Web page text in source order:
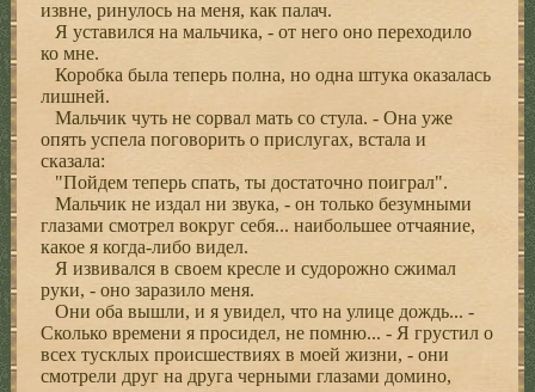
извне, ринулось на меня, как палач.
Я уставился на мальчика, - от него оно переходило
ко мне.
Коробка была теперь полна, но одна штука оказалась
лишней.
Мальчик чуть не сорвал мать со стула. - Она уже
опять успела поговорить о прислугах, встала и
сказала:
"Пойдем теперь спать, ты достаточно поиграл".
Мальчик не издал ни звука, - он только безумными
глазами смотрел вокруг себя... наибольшее отчаяние,
какое я когда-либо видел.
Я извивался в своем кресле и судорожно сжимал
руки, - оно заразило меня.
Они оба вышли, и я увидел, что на улице дождь... -
Сколько времени я просидел, не помню... - Я грустил о
всех тусклых происшествиях в моей жизни, - они
смотрели друг на друга черными глазами домино,